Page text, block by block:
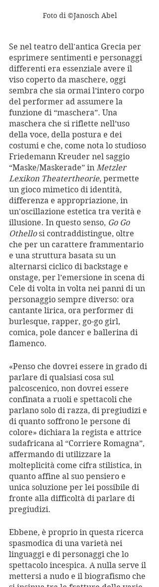
Foto di ©Janosch Abel
Se nel teatro dell'antica Grecia per
esprimere sentimenti e personaggi
differenti era essenziale avere il
viso coperto da maschere, oggi
sembra che sia ormai l’intero corpo
del performer ad assumere la
funzione di “maschera”. Una
maschera che si riflette nell’uso
della voce, della postura e dei
costumi e che, come nota lo studioso
Friedemann Kreuder nel saggio
“Maske/Maskerade” in Metzler
Lexikon Theatertheorie, permette
un gioco mimetico di identità,
differenza e appropriazione, in
un'oscillazione estetica tra verità e
illusione. In questo senso, Go Go
Othello si contraddistingue, oltre
che per un carattere frammentario
e una struttura basata su un
alternarsi ciclico di backstage e
onstage, per l’emersione in scena di
Cele di volta in volta nei panni di un
personaggio sempre diverso: ora
cantante lirica, ora performer di
burlesque, rapper, go-go girl,
comica, pole dancer e ballerina di
flamenco.
«Penso che dovrei essere in grado di
parlare di qualsiasi cosa sul
palcoscenico, non dovrei essere
confinata a ruoli e spettacoli che
parlano solo di razza, di pregiudizi e
di quanto soffrono le persone di
colore» dichiara la regista e attrice
sudafricana al “Corriere Romagna”,
affermando di utilizzare la
molteplicità come cifra stilistica, in
quanto affine al suo pensiero e
unica soluzione per lei possibile di
fronte alla difficoltà di parlare di
pregiudizi.
Ebbene, è proprio in questa ricerca
spasmodica di una varietà nei
linguaggi e di personaggi che lo
spettacolo incespica. A nulla serve il
mettersi a nudo e il biografismo che